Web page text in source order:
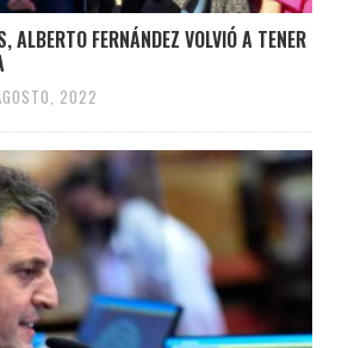
ALBERTO FERNÁNDEZ VOLVIÓ A TENER
2022